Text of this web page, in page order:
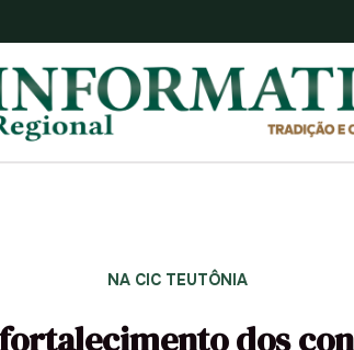
NA CIC TEUTÔNIA
dos